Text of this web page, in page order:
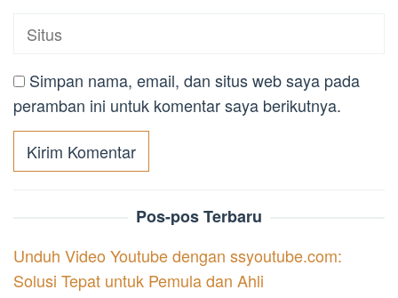
Simpan nama, email, dan situs web saya pada
peramban ini untuk komentar saya berikutnya.
Pos-pos Terbaru
Unduh Video Youtube dengan ssyoutube.com:
Solusi Tepat untuk Pemula dan Ahli